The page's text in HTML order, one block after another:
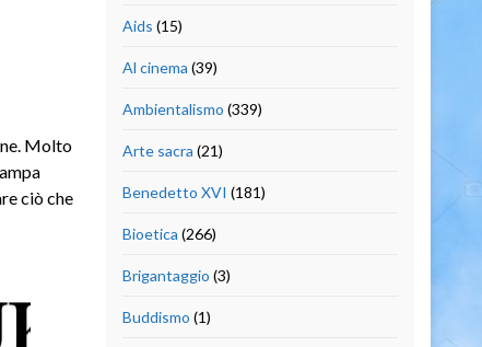
Molto
ciò che
Aids (15)
Al cinema (39)
Ambientalismo (339)
Arte sacra (21)
Benedetto XVI (181)
Bioetica (266)
Brigantaggio (3)
Buddismo (1)